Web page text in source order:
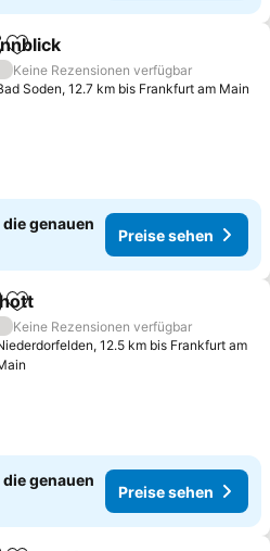
Zu Favoriten hinzufügen
Keine Rezensionen verfügbar
Soden, 12.7 km bis Frankfurt am Main
genauen
Preise sehen
Zu Favoriten hinzufügen
Keine Rezensionen verfügbar
12.5 km bis Frankfurt am
genauen
Preise sehen